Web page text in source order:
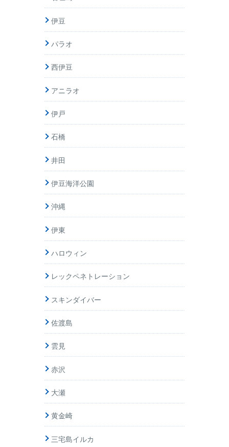
伊豆
パラオ
西伊豆
アニラオ
伊戸
石橋
井田
伊豆海洋公園
沖縄
伊東
ハロウィン
レックペネトレーション
スキンダイバー
佐渡島
雲見
赤沢
大瀬
黄金崎
三宅島イルカ